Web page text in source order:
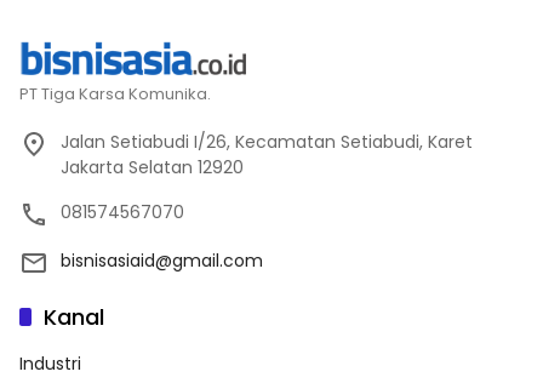
PT Tiga Karsa Komunika.
Jalan Setiabudi I/26, Kecamatan Setiabudi, Karet
Jakarta Selatan 12920
081574567070
bisnisasiaid@gmail.com
Kanal
Industri